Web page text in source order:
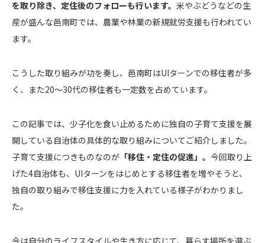
を取り除き、定住後のフォローも行います。 米やぶどうなどの生
産が盛んな邑南町では、農業や林業の新規就労支援も行われてい
ます。
こうした取り組みが功を奏し、邑南町はUIターンでの移住者が多
く、また20～30代の移住者も一定数を占めています。
この記事では、少子化を食い止めるために独自の子育て支援を展
開している自治体の具体的な取り組みについてご紹介しました。
子育て支援につきものなのが 「移住・定住の促進」。 今回取り上
げた4自治体も、UIターンをはじめとする移住者を増やそうと、
独自の取り組みで移住支援に力を入れている様子がわかりまし
た。